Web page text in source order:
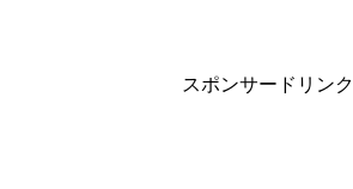
スポンサードリンク